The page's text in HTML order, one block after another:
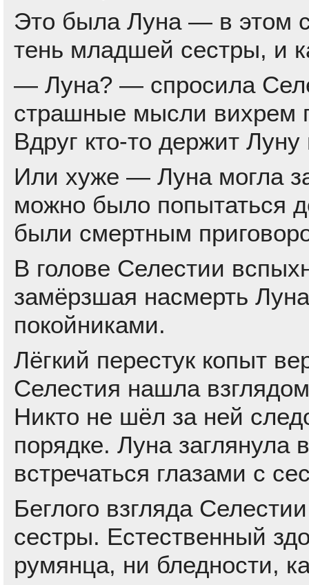
Это была Луна — в этом
тень младшей сестры, и
— Луна? — спросила
страшные мысли вихрем
Вдруг кто-то держит
Или хуже — Луна могла
можно было попытаться
были смертным
В голове Селестии
замёрзшая насмерть
покойниками.
Лёгкий перестук копыт
Селестия нашла
Никто не шёл за ней
порядке. Луна заглянула
встречаться глазами с
Беглого взгляда
сестры. Естественный
румянца, ни бледности,